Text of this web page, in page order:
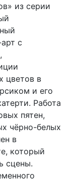
из серии
с
цветов в
и его
Работа
пятен,
чёрно-белых
в
который
сцены.